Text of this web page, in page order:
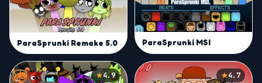
ParaSprunki Remake 5.0 ParaSprunki MSI
4.9 4.7